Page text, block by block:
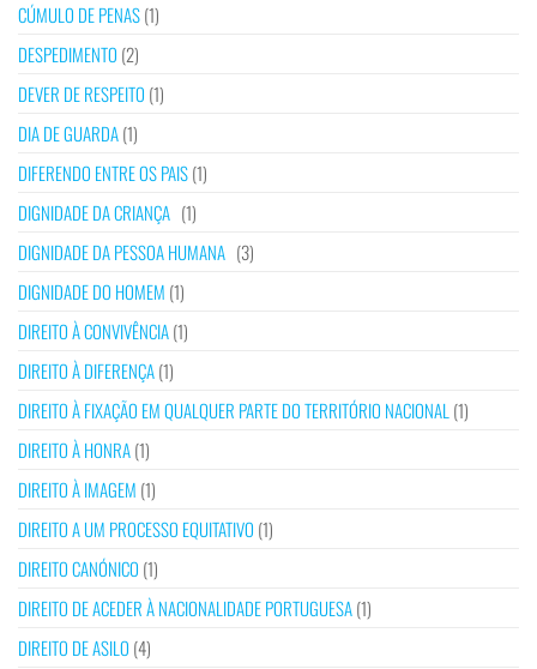
CÚMULO DE PENAS(1)
DESPEDIMENTO (2)
DEVER DE RESPEITO (1)
DIA DE GUARDA(1)
DIFERENDO ENTRE OS PAIS(1)
DIGNIDADE DA CRIANÇA (1)
DIGNIDADE DA PESSOA HUMANA (3)
DIGNIDADE DO HOMEM (1)
DIREITO À CONVIVÊNCIA(1)
DIREITO À DIFERENÇA(1)
DIREITO À FIXAÇÃO EM QUALQUER PARTE DO TERRITÓRIO NACIONAL (1)
DIREITO À HONRA(1)
DIREITO À IMAGEM (1)
DIREITO A UM PROCESSO EQUITATIVO (1)
DIREITO CANÓNICO (1)
DIREITO DE ACEDER À NACIONALIDADE PORTUGUESA(1)
DIREITO DE ASILO (4)